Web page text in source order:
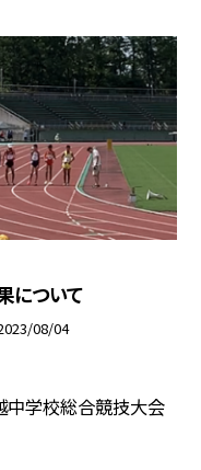
について
08/04
中学校総合競技大会